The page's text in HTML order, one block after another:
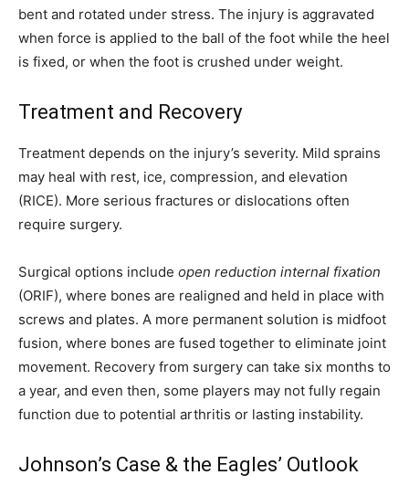
bent and rotated under stress. The injury is aggravated
when force is applied to the ball of the foot while the heel
is fixed, or when the foot is crushed under weight.
Treatment and Recovery
Treatment depends on the injury’s severity. Mild sprains
may heal with rest, ice, compression, and elevation
(RICE). More serious fractures or dislocations often
require surgery.
Surgical options include open reduction internal fixation
(ORIF), where bones are realigned and held in place with
screws and plates. A more permanent solution is midfoot
fusion, where bones are fused together to eliminate joint
movement. Recovery from surgery can take six months to
a year, and even then, some players may not fully regain
function due to potential arthritis or lasting instability.
Johnson’s Case & the Eagles’ Outlook